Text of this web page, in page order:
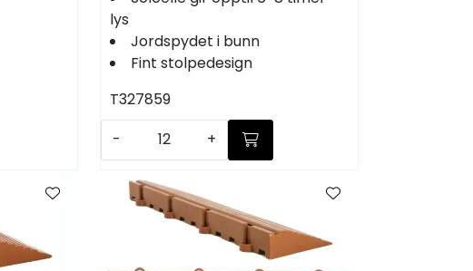
lys
Jordspydet i bunn
Fint stolpedesign
T327859
-
+